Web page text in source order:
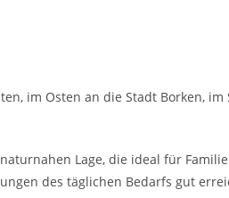
im Osten an die Stadt Borken,
Lage, die ideal für
des täglichen Bedarfs gut